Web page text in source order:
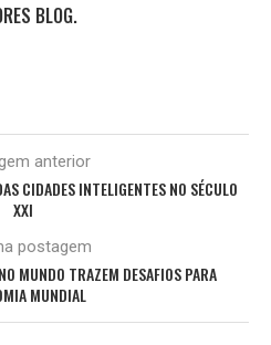
BLOG.
anterior
CIDADES INTELIGENTES NO SÉCULO
XXI
postagem
MUNDO TRAZEM DESAFIOS PARA
MUNDIAL